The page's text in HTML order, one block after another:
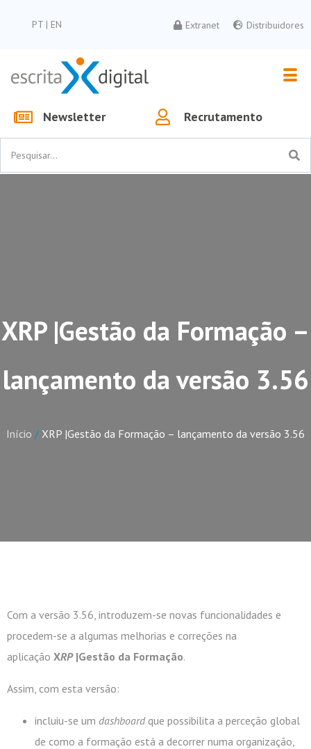
PT | EN Extranet Distribuidores
Newsletter Recrutamento
XRP |Gestão da Formação –
lançamento da versão 3.56
Início / XRP |Gestão da Formação – lançamento da versão 3.56
Com a versão 3.56, introduzem-se novas funcionalidades e
procedem-se a algumas melhorias e correções na
aplicação XRP|Gestão da Formação.
Assim, com esta versão:
incluiu-se um dashboardque possibilita a perceção global
de como a formação está a decorrer numa organização,